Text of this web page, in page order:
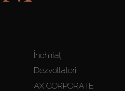
Închiriați
Dezvoltatori
AX CORPORATE